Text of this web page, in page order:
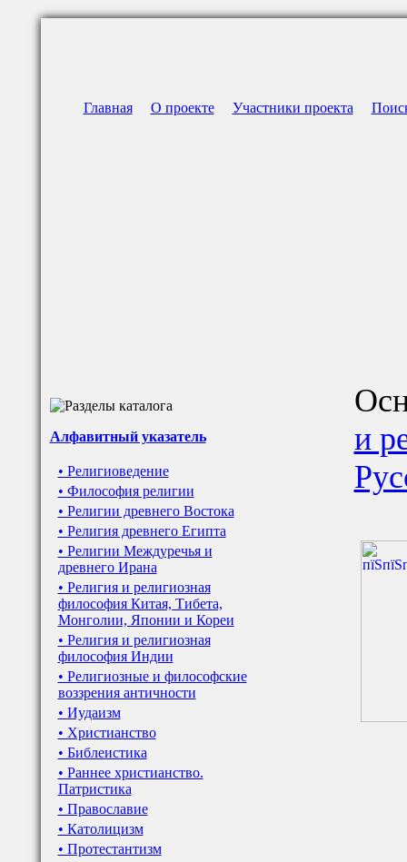
Главная О проекте Участники проекта
Алфавитный указатель
• Религиоведение
• Философия религии
• Религии древнего Востока
• Религия древнего Египта
• Религии Междуречья и
древнего Ирана
• Религия и религиозная
философия Китая, Тибета,
Монголии, Японии и Кореи
• Религия и религиозная
философия Индии
• Религиозные и философские
воззрения античности
• Иудаизм
• Христианство
• Библеистика
• Раннее христианство.
Патристика
• Православие
• Католицизм
• Протестантизм
и